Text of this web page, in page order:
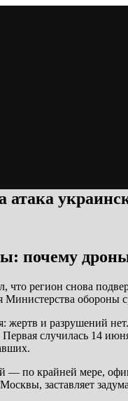
атака
почему
регион снова
обороны
и разрушений
Первая случилась
— по крайней мере,
заставляет